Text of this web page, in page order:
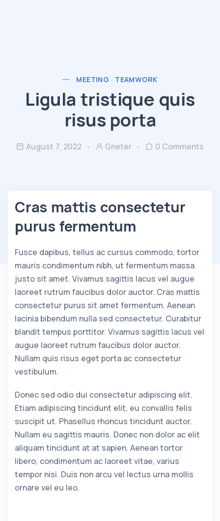
MEETING TEAMWORK
Ligula tristique quis
risus porta
August 7, 2022 Gneter 0 Comments
Cras mattis consectetur
purus fermentum
Fusce dapibus, tellus ac cursus commodo, tortor
mauris condimentum nibh, ut fermentum massa
justo sit amet. Vivamus sagittis lacus vel augue
laoreet rutrum faucibus dolor auctor. Cras mattis
consectetur purus sit amet fermentum. Aenean
lacinia bibendum nulla sed consectetur. Curabitur
blandit tempus porttitor. Vivamus sagittis lacus vel
augue laoreet rutrum faucibus dolor auctor.
Nullam quis risus eget porta ac consectetur
vestibulum.
Donec sed odio dui consectetur adipiscing elit.
Etiam adipiscing tincidunt elit, eu convallis felis
suscipit ut. Phasellus rhoncus tincidunt auctor.
Nullam eu sagittis mauris. Donec non dolor ac elit
aliquam tincidunt at at sapien. Aenean tortor
libero, condimentum ac laoreet vitae, varius
tempor nisi. Duis non arcu vel lectus urna mollis
ornare vel eu leo.